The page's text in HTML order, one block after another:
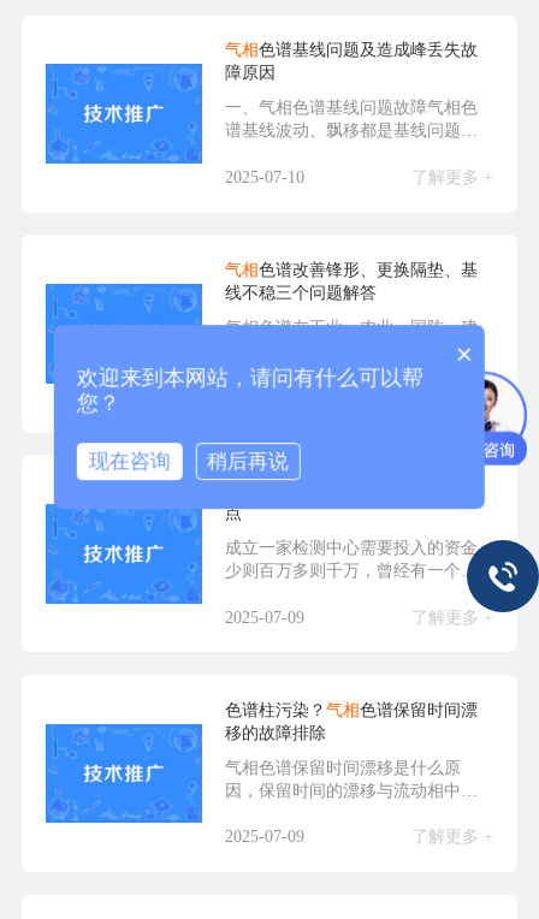
气相色谱基线问题及造成峰丢失故
障原因
一、气相色谱基线问题故障气相色
谱基线波动、飘移都是基线问题，
2025-07-10
了解更多 +
气相色谱改善锋形、更换隔垫、基
线不稳三个问题解答
气相色谱在工业、农业、国防、建
设、科学研究中都得到了广泛应
用，检测中心更是离不开...
了解更多 +
点
成立一家检测中心需要投入的资金
少则百万多则千万，曾经有一个这
2025-07-09
了解更多 +
色谱柱污染？ 气相色谱保留时间漂
移的故障排除
气相色谱保留时间漂移是什么原
因，保留时间的漂移与流动相中有
2025-07-09
了解更多 +
×
欢迎来到本网站，请问有什么可以帮
您？
现在咨询 稍后再说